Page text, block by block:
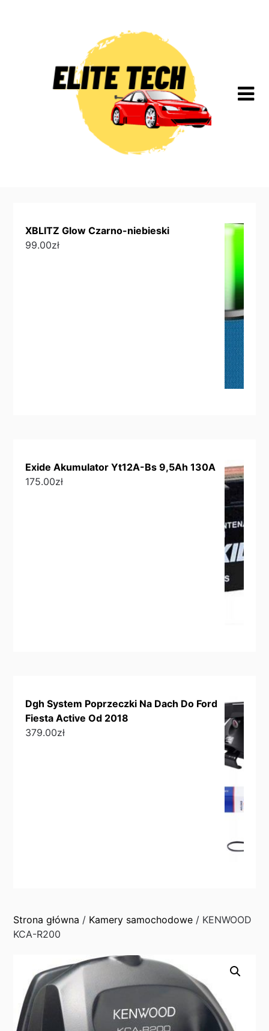
XBLITZ Glow Czarno-niebieski
99.00zł
Exide Akumulator Yt12A-Bs 9,5Ah 130A
175.00zł
Dgh System Poprzeczki Na Dach Do Ford
Fiesta Active Od 2018
379.00zł
Strona główna / Kamery samochodowe / KENWOOD
KCA-R200